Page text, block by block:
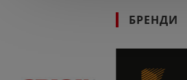
БРЕНДИ